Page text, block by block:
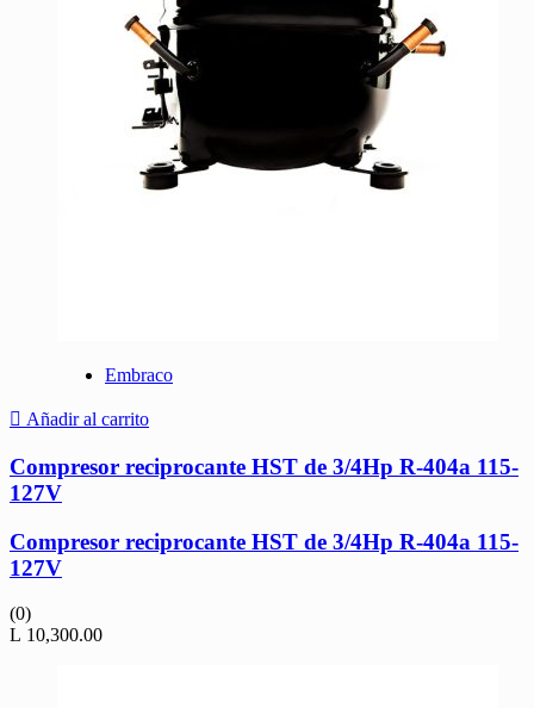
Embraco
Añadir al carrito
Compresor reciprocante HST de 3/4Hp R-404a 115-
127V
Compresor reciprocante HST de 3/4Hp R-404a 115-
127V
(0)
L 10,300.00